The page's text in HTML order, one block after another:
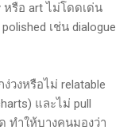
หรือ art ไม่โดดเด่น
เช่น dialogue
วงหรือไม่ relatable
และไม่ pull
ทำให้บางคนมองว่า